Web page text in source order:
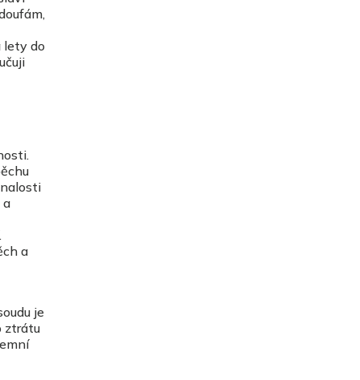
lety do
a
a
je
ztrátu